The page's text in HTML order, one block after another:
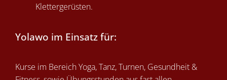
Klettergerüsten.
Yolawo im Einsatz für:
Kurse im Bereich Yoga, Tanz, Turnen, Gesundheit &